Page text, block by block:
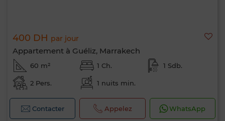
400 DH par jour
Appartement à Guéliz, Marrakech
60 m² 1 Ch. 1 Sdb.
2 Pers. 1 nuits min.
Contacter Appelez WhatsApp